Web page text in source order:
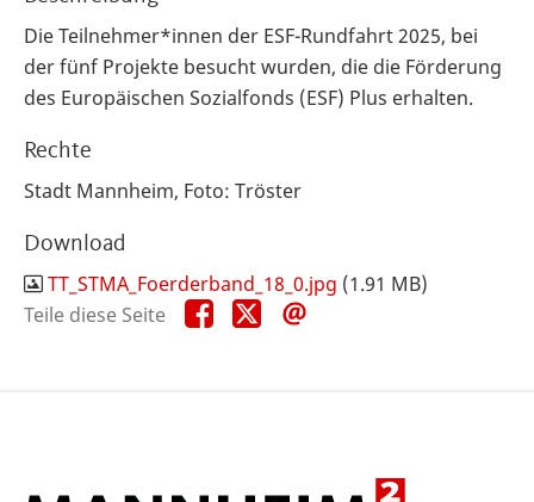
Die Teilnehmer*innen der ESF-Rundfahrt 2025, bei
der fünf Projekte besucht wurden, die die Förderung
des Europäischen Sozialfonds (ESF) Plus erhalten.
Rechte
Stadt Mannheim, Foto: Tröster
Download
TT_STMA_Foerderband_18_0.jpg (1.91 MB)
Teile diese Seite
Teile
diese
Teile
diese